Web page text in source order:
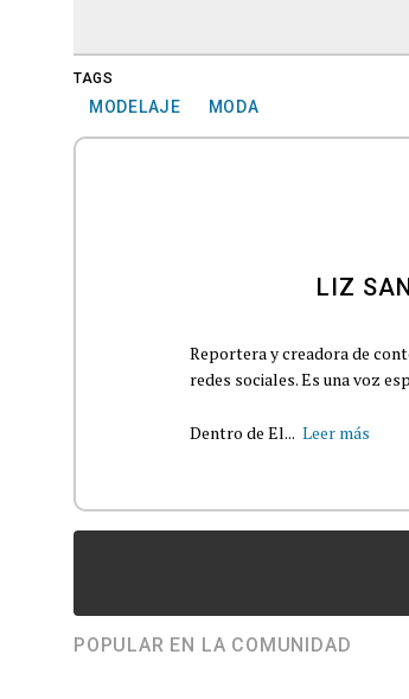
TAGS
MODELAJE MODA
LIZ
Reportera y creadora de
redes sociales. Es una voz
Dentro de El... Leer más
POPULAR EN LA COMUNIDAD